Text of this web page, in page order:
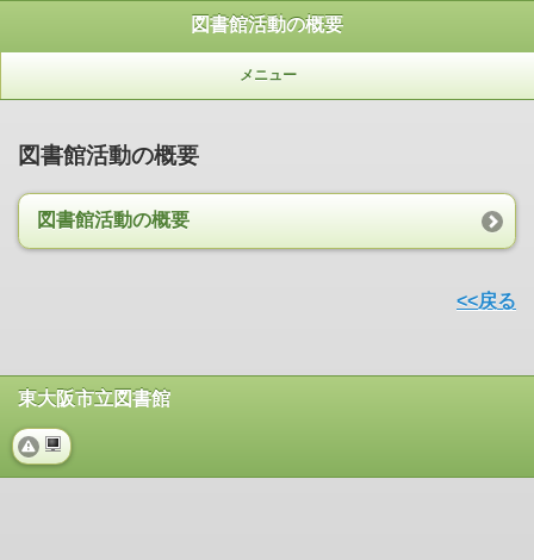
図書館活動の概要
メニュー
図書館活動の概要
図書館活動の概要
<<戻る
東大阪市立図書館